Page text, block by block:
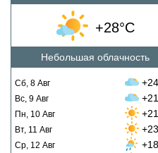
+28°C
Небольшая облачность
Сб, 8 Авг
Вс, 9 Авг
Пн, 10 Авг
Вт, 11 Авг
Ср, 12 Авг